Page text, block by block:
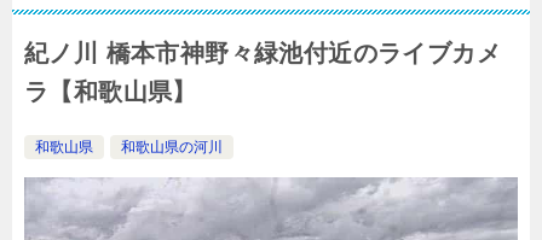
紀ノ川 橋本市神野々緑池付近のライブカメ
ラ【和歌山県】
和歌山県 和歌山県の河川